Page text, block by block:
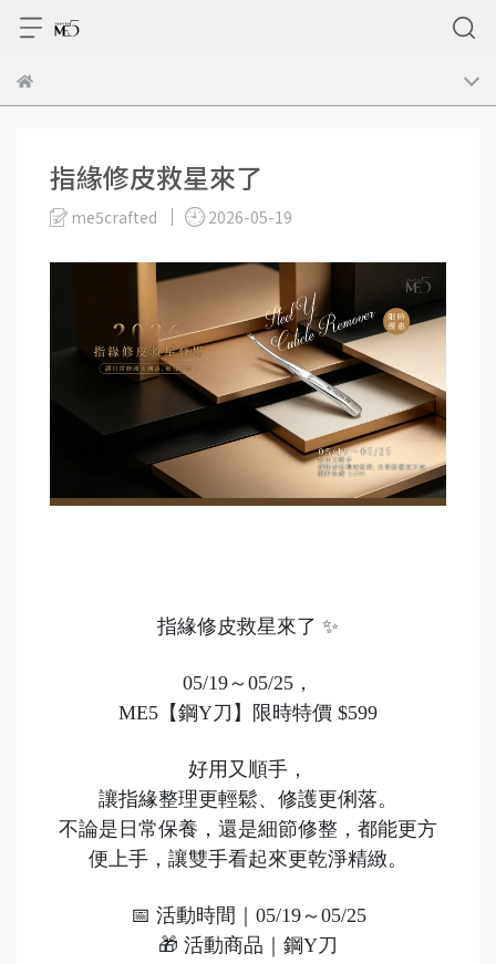
指緣修皮救星來了
me5crafted 2026-05-19
指緣修皮救星來了 ✨
05/19～05/25，
ME5【鋼Y刀】限時特價 $599
好用又順手，
讓指緣整理更輕鬆、修護更俐落。
不論是日常保養，還是細節修整，都能更方
便上手，讓雙手看起來更乾淨精緻。
📅 活動時間｜05/19～05/25
🎁 活動商品｜鋼Y刀